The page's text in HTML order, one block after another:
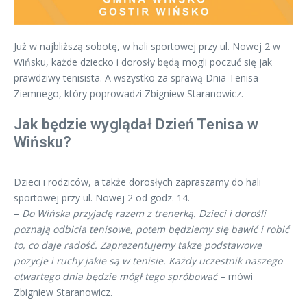
Już w najbliższą sobotę, w hali sportowej przy ul. Nowej 2 w
Wińsku, każde dziecko i dorosły będą mogli poczuć się jak
prawdziwy tenisista. A wszystko za sprawą Dnia Tenisa
Ziemnego, który poprowadzi Zbigniew Staranowicz.
Jak będzie wyglądał Dzień Tenisa w
Wińsku?
Dzieci i rodziców, a także dorosłych zapraszamy do hali
sportowej przy ul. Nowej 2 od godz. 14.
– Do Wińska przyjadę razem z trenerką. Dzieci i dorośli
poznają odbicia tenisowe, potem będziemy się bawić i robić
to, co daje radość. Zaprezentujemy także podstawowe
pozycje i ruchy jakie są w tenisie. Każdy uczestnik naszego
otwartego dnia będzie mógł tego spróbować– mówi
Zbigniew Staranowicz.